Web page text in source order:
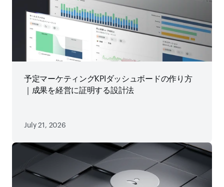
予定マーケティングKPIダッシュボードの作り方
｜成果を経営に証明する設計法
July 21, 2026